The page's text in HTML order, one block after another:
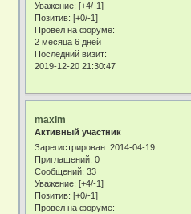
Уважение: [+4/-1]
Позитив: [+0/-1]
Провел на форуме:
2 месяца 6 дней
Последний визит:
2019-12-20 21:30:47
maxim
Активный участник
Зарегистрирован: 2014-04-19
Приглашений: 0
Сообщений: 33
Уважение: [+4/-1]
Позитив: [+0/-1]
Провел на форуме: